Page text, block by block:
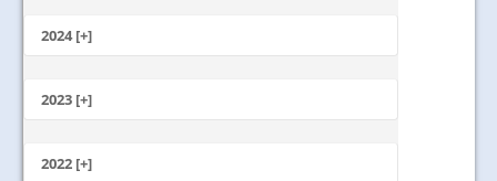
March
February
November
October
August
July
May
2024 [+]
November
October
August
2023 [+]
November
2022 [+]